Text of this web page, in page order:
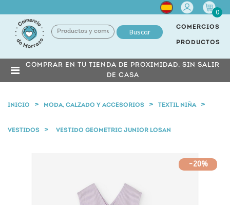
Cuenta
0
Buscar
COMERCIOS
PRODUCTOS
COMPRAR EN TU TIENDA DE PROXIMIDAD, SIN SALIR
DE CASA
INICIO MODA, CALZADO Y ACCESORIOS TEXTIL NIÑA
VESTIDOS VESTIDO GEOMETRIC JUNIOR LOSAN
-20%